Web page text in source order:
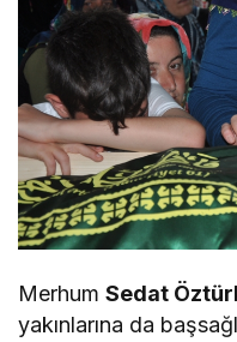
MerhumSedat
yakınlarına da